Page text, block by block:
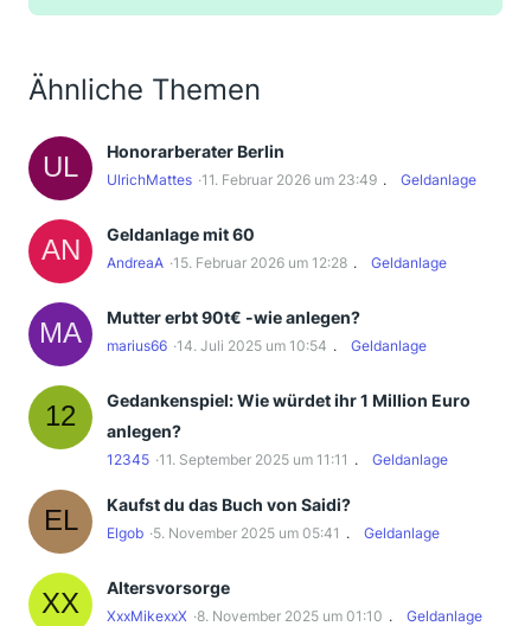
Ähnliche Themen
Honorarberater Berlin
UlrichMattes 11. Februar 2026 um 23:49 Geldanlage
Geldanlage mit 60
AndreaA 15. Februar 2026 um 12:28 Geldanlage
Mutter erbt 90t€ -wie anlegen?
marius66 14. Juli 2025 um 10:54 Geldanlage
Gedankenspiel: Wie würdet ihr 1 Million Euro
anlegen?
12345 11. September 2025 um 11:11 Geldanlage
Kaufst du das Buch von Saidi?
Elgob 5. November 2025 um 05:41 Geldanlage
Altersvorsorge
XxxMikexxX 8. November 2025 um 01:10 Geldanlage